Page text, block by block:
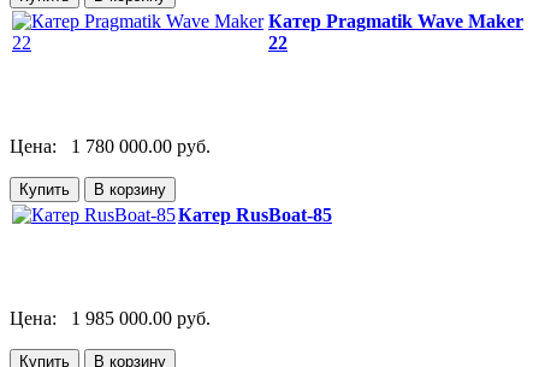
Катер Pragmatik Wave Maker
22
Цена: 1 780 000.00 руб.
Катер RusBoat-85
Цена: 1 985 000.00 руб.